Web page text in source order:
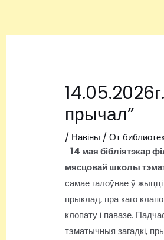
прычал”
/ Навіны / От
14 мая бібліятэкар
мясцовай школы
самае галоўнае ў
прыклад, пра каго
клопату і павазе.
тэматычныя загадкі,
записям